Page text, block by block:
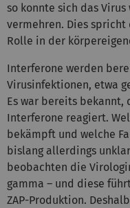
so konnte sich das
vermehren. Dies spricht
Rolle in der
Interferone werden
Virusinfektionen, etwa
Es war bereits bekannt,
Interferone reagiert.
bekämpft und welche
bislang allerdings
beobachten die
gamma – und diese
ZAP-Produktion.